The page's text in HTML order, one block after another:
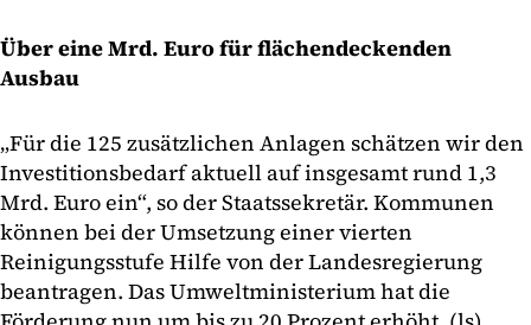
Über eine Mrd. Euro für flächendeckenden
Ausbau
„Für die 125 zusätzlichen Anlagen schätzen wir den
Investitionsbedarf aktuell auf insgesamt rund 1,3
Mrd. Euro ein“, so der Staatssekretär. Kommunen
können bei der Umsetzung einer vierten
Reinigungsstufe Hilfe von der Landesregierung
beantragen. Das Umweltministerium hat die